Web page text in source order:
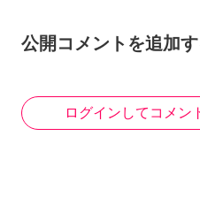
公開コメントを追加
ログインしてコメン